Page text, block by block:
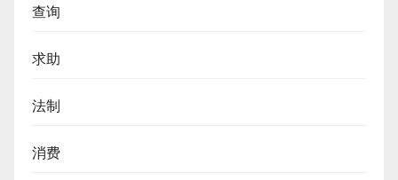
查询
求助
法制
消费